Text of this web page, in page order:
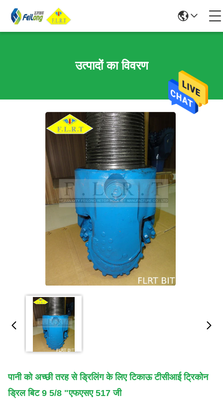
उत्पादों का विवरण
पानी को अच्छी तरह से ड्रिलिंग के लिए टिकाऊ टीसीआई ट्रिकोन
ड्रिल बिट 9 5/8 "एफएसए 517 जी